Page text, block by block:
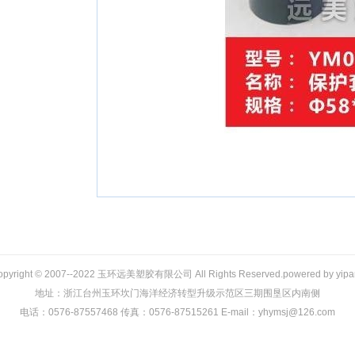
© 2007--2022 玉环远美塑胶有限公司 All Rights Reserved.powered by
地址：浙江台州玉环坎门海洋经济转型升级示范区三期围垦区内南侧
电话：0576-87557468 传真：0576-87515261 E-mail：yhymsj@126.com